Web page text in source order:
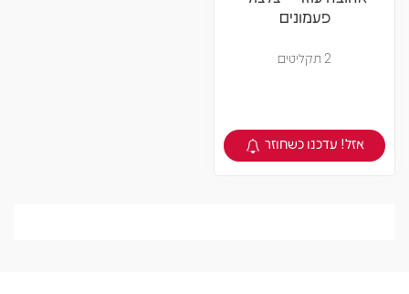
פעמונים
2 תקליטים
צפיה במוצר
אזל! עדכנו כשחוזר